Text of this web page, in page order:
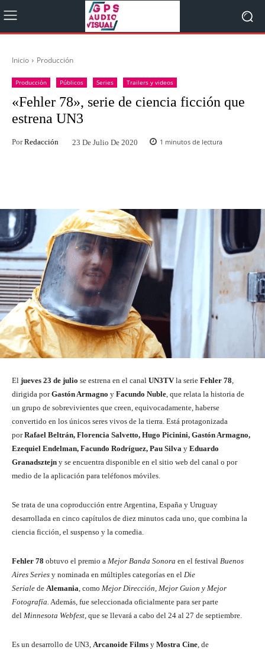
Inicio Producción
Producción Públicos Series Trailers y videos
«Fehler 78», serie de ciencia ficción que
estrena UN3
Por Redacción 23 De Julio De 2020 1 minutos de lectura
El jueves 23 de julio se estrena en el canal UN3TVla serie Fehler 78,
dirigida porGastón Armagno y Facundo Nuble, que relata la historia de
un grupo de sobrevivientes que creen, equivocadamente, haberse
convertido en los únicos seres vivos de la tierra. Está protagonizada
porRafael Beltrán, Florencia Salvetto, Hugo Picinini, Gastón Armagno,
Ezequiel Endelman, Facundo Rodríguez, Pau Silva y Eduardo
Granadsztejn y se encuentra disponible en el sitio web del canal o por
medio de la aplicación para teléfonos móviles.
Se trata de una coproducción entre Argentina, España y Uruguay
desarrollada en cinco capítulos de diez minutos cada uno, que combina la
ciencia ficción, el suspenso y la comedia.
Fehler 78 obtuvo el premio a Mejor Banda Sonora en el festival Buenos
Aires Series y nominada en múltiples categorías en el Die
Seriale de Alemania, como Mejor Dirección, Mejor Guion y Mejor
Fotografía. Además, fue seleccionada oficialmente para ser parte
del Minnesota Webfest, que se llevará a cabo del 24 al 27 de septiembre.
Es un desarrollo de UN3, Arcanoide Films y Mostra Cine, de